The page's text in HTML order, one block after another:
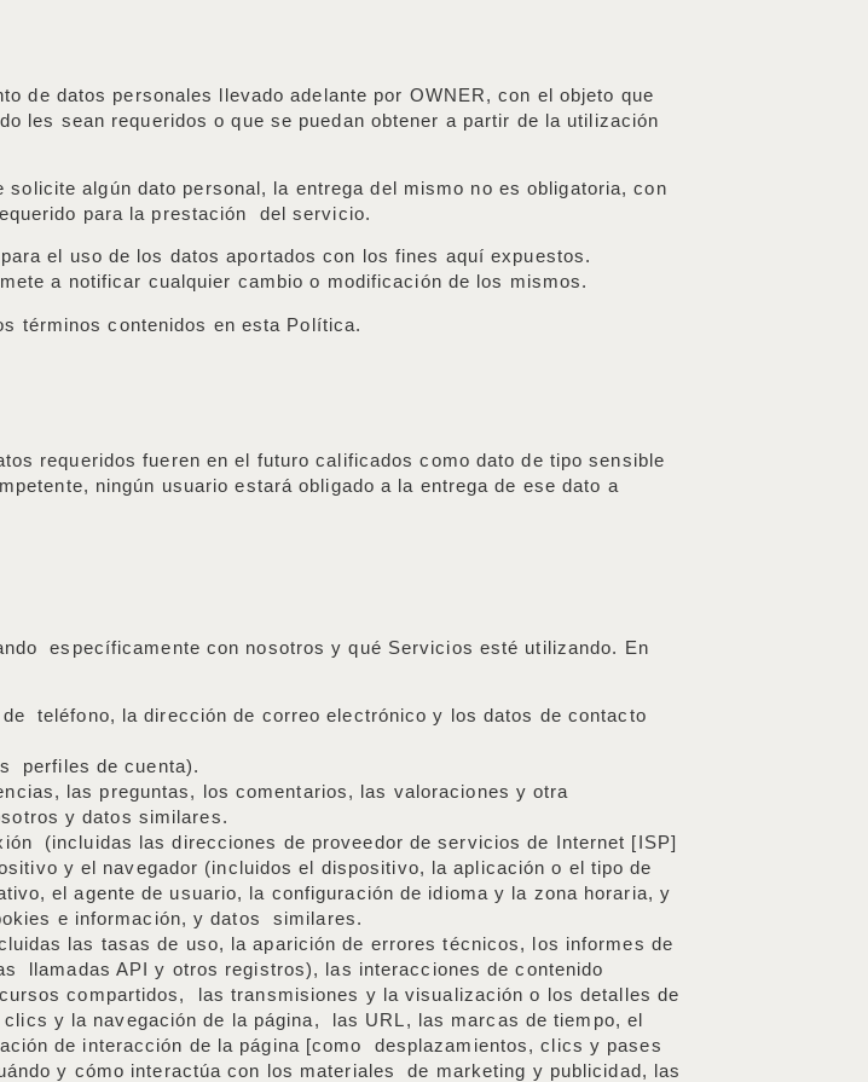
de datos personales llevado adelante por OWNER, con el objeto que
les sean requeridos o que se puedan obtener a partir de la utilización
algún dato personal, la entrega del mismo no es obligatoria, con
para la prestación del servicio.
el uso de los datos aportados con los fines aquí expuestos.
a notificar cualquier cambio o modificación de los mismos.
términos contenidos en esta Política.
requeridos fueren en el futuro calificados como dato de tipo sensible
ningún usuario estará obligado a la entrega de ese dato a
específicamente con nosotros y qué Servicios esté utilizando. En
teléfono, la dirección de correo electrónico y los datos de contacto
perfiles de cuenta).
las preguntas, los comentarios, las valoraciones y otra
y datos similares.
(incluidas las direcciones de proveedor de servicios de Internet [ISP]
y el navegador (incluidos el dispositivo, la aplicación o el tipo de
el agente de usuario, la configuración de idioma y la zona horaria, y
e información, y datos similares.
las tasas de uso, la aparición de errores técnicos, los informes de
llamadas API y otros registros), las interacciones de contenido
compartidos, las transmisiones y la visualización o los detalles de
y la navegación de la página, las URL, las marcas de tiempo, el
de interacción de la página [como desplazamientos, clics y pases
y cómo interactúa con los materiales de marketing y publicidad, las